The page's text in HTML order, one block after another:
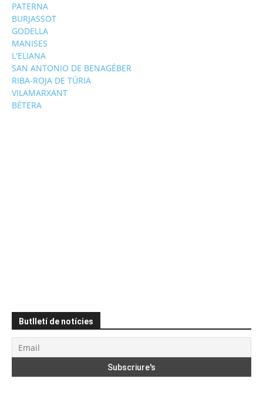
PATERNA
BURJASSOT
GODELLA
MANISES
L'ELIANA
SAN ANTONIO DE BENAGÉBER
RIBA-ROJA DE TÚRIA
VILAMARXANT
BÉTERA
Butlletí de notícies